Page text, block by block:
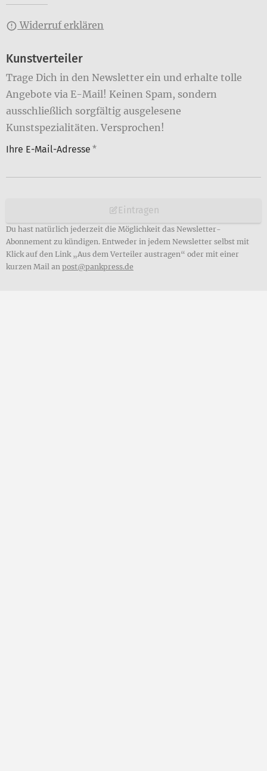
Widerruf erklären
Kunstverteiler
Trage Dich in den Newsletter ein und erhalte tolle
Angebote via E-Mail! Keinen Spam, sondern
ausschließlich sorgfältig ausgelesene
Kunstspezialitäten. Versprochen!
Ihre E-Mail-Adresse *
Eintragen
Du hast natürlich jederzeit die Möglichkeit das Newsletter-
Abonnement zu kündigen. Entweder in jedem Newsletter selbst mit
Klick auf den Link „Aus dem Verteiler austragen“ oder mit einer
kurzen Mail an post@pankpress.de